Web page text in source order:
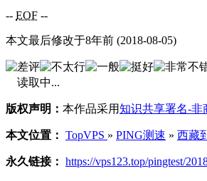
-- EOF --
本文最后修改于8年前 (2018-08-05)
读取中...
版权声明： 本作品采用知识共享署名-非
本文位置： TopVPS » PING测速 » 西藏
永久链接： https://vps123.top/pingtest/